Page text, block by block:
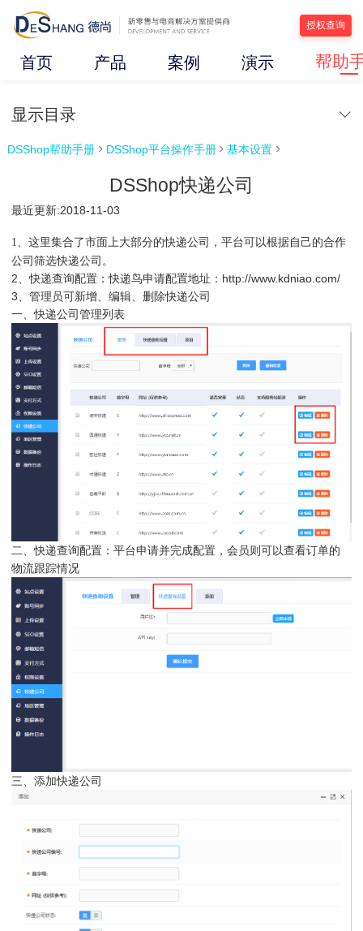
授权查询
首页 产品 案例 演示 帮助
显示目录
DSShop帮助手册  DSShop平台操作手册  基本设置 
DSShop快递公司
最近更新:2018-11-03
1、这里集合了市面上大部分的快递公司，平台可以根据自己的合作
公司筛选快递公司 。
2、快递查询配置：快递鸟申请配置地址： http://www.kdniao.com/
3、管理员可新增、编辑、删除快递公司
一、快递公司管理列表
二、快递查询配置：平台申请并完成配置，会员则可以查看订单的
物流跟踪情况
三、添加快递公司